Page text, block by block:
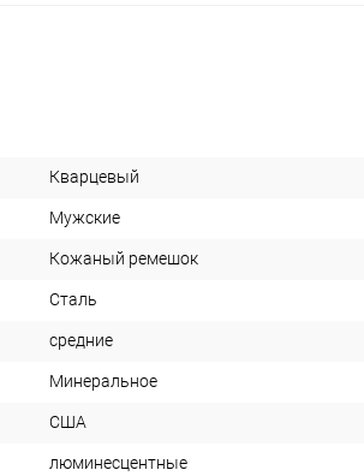
Кварцевый
Мужские
Кожаный ремешок
Сталь
средние
Минеральное
США
люминесцентные